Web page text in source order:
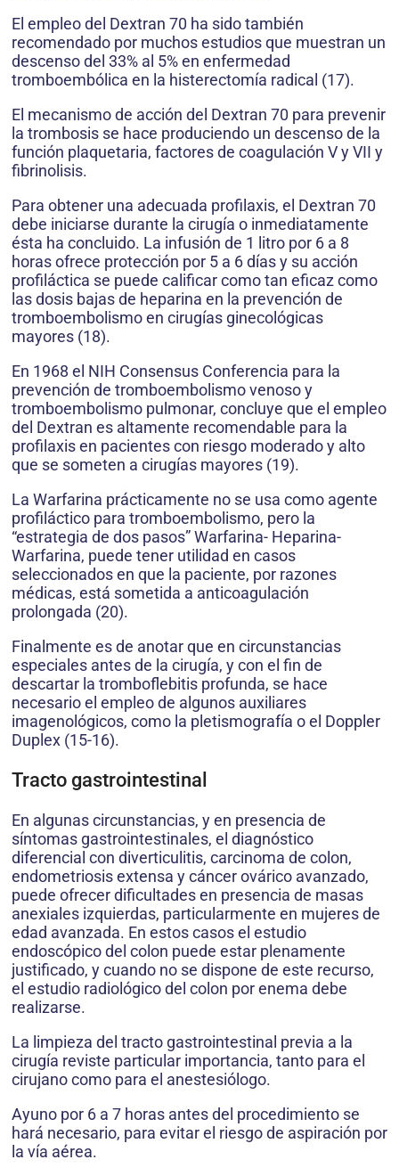
El empleo del Dextran 70 ha sido también
recomendado por muchos estudios que muestran un
descenso del 33% al 5% en enfermedad
tromboembólica en la histerectomía radical (17).
El mecanismo de acción del Dextran 70 para prevenir
la trombosis se hace produciendo un descenso de la
función plaquetaria, factores de coagulación V y VII y
fibrinolisis.
Para obtener una adecuada profilaxis, el Dextran 70
debe iniciarse durante la cirugía o inmediatamente
ésta ha concluido. La infusión de 1 litro por 6 a 8
horas ofrece protección por 5 a 6 días y su acción
profiláctica se puede calificar como tan eficaz como
las dosis bajas de heparina en la prevención de
tromboembolismo en cirugías ginecológicas
mayores (18).
En 1968 el NIH Consensus Conferencia para la
prevención de tromboembolismo venoso y
tromboembolismo pulmonar, concluye que el empleo
del Dextran es altamente recomendable para la
profilaxis en pacientes con riesgo moderado y alto
que se someten a cirugías mayores (19).
La Warfarina prácticamente no se usa como agente
profiláctico para tromboembolismo, pero la
“estrategia de dos pasos” Warfarina- Heparina-
Warfarina, puede tener utilidad en casos
seleccionados en que la paciente, por razones
médicas, está sometida a anticoagulación
prolongada (20).
Finalmente es de anotar que en circunstancias
especiales antes de la cirugía, y con el fin de
descartar la tromboflebitis profunda, se hace
necesario el empleo de algunos auxiliares
imagenológicos, como la pletismografía o el Doppler
Duplex (15-16).
Tracto gastrointestinal
En algunas circunstancias, y en presencia de
síntomas gastrointestinales, el diagnóstico
diferencial con diverticulitis, carcinoma de colon,
endometriosis extensa y cáncer ovárico avanzado,
puede ofrecer dificultades en presencia de masas
anexiales izquierdas, particularmente en mujeres de
edad avanzada. En estos casos el estudio
endoscópico del colon puede estar plenamente
justificado, y cuando no se dispone de este recurso,
el estudio radiológico del colon por enema debe
realizarse.
La limpieza del tracto gastrointestinal previa a la
cirugía reviste particular importancia, tanto para el
cirujano como para el anestesiólogo.
Ayuno por 6 a 7 horas antes del procedimiento se
hará necesario, para evitar el riesgo de aspiración por
la vía aérea.